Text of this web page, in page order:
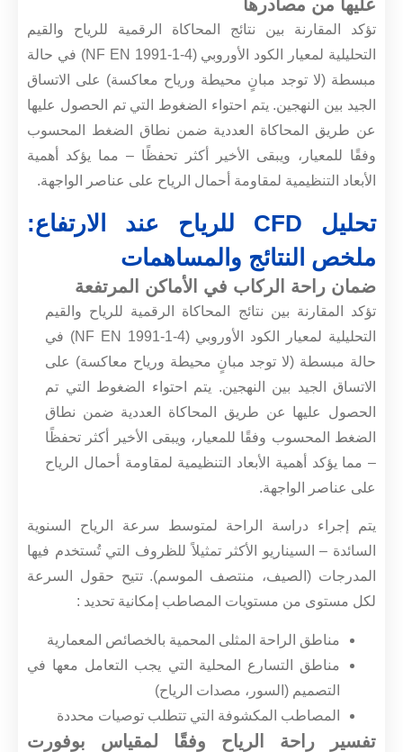
عليها من مصادرها
تؤكد المقارنة بين نتائج المحاكاة الرقمية للرياح والقيم
التحليلية لمعيار الكود الأوروبي (NF EN 1991-1-4) في حالة
مبسطة (لا توجد مبانٍ محيطة ورياح معاكسة) على الاتساق
الجيد بين النهجين. يتم احتواء الضغوط التي تم الحصول عليها
عن طريق المحاكاة العددية ضمن نطاق الضغط المحسوب
وفقًا للمعيار، ويبقى الأخير أكثر تحفظًا – مما يؤكد أهمية
الأبعاد التنظيمية لمقاومة أحمال الرياح على عناصر الواجهة.
تحليل CFD للرياح عند الارتفاع:
ملخص النتائج والمساهمات
ضمان راحة الركاب في الأماكن المرتفعة
تؤكد المقارنة بين نتائج المحاكاة الرقمية للرياح والقيم
التحليلية لمعيار الكود الأوروبي (NF EN 1991-1-4) في
حالة مبسطة (لا توجد مبانٍ محيطة ورياح معاكسة) على
الاتساق الجيد بين النهجين. يتم احتواء الضغوط التي تم
الحصول عليها عن طريق المحاكاة العددية ضمن نطاق
الضغط المحسوب وفقًا للمعيار، ويبقى الأخير أكثر تحفظًا
– مما يؤكد أهمية الأبعاد التنظيمية لمقاومة أحمال الرياح
على عناصر الواجهة.
يتم إجراء دراسة الراحة لمتوسط سرعة الرياح السنوية
السائدة – السيناريو الأكثر تمثيلاً للظروف التي تُستخدم فيها
المدرجات (الصيف، منتصف الموسم). تتيح حقول السرعة
لكل مستوى من مستويات المصاطب إمكانية تحديد :
مناطق الراحة المثلى المحمية بالخصائص المعمارية
مناطق التسارع المحلية التي يجب التعامل معها في
التصميم (السور، مصدات الرياح)
المصاطب المكشوفة التي تتطلب توصيات محددة
تفسير راحة الرياح وفقًا لمقياس بوفورت